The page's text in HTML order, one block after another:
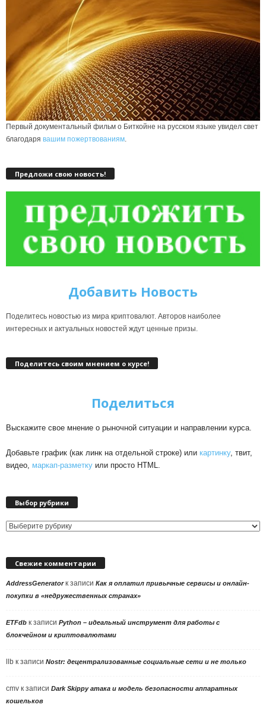
Первый документальный фильм о Биткойне на русском языке увидел свет
благодаря вашим пожертвованиям.
Предложи свою новость!
Добавить Новость
Поделитесь новостью из мира криптовалют. Авторов наиболее
интересных и актуальных новостей ждут ценные призы.
Поделитесь своим мнением о курсе!
Поделиться
Выскажите свое мнение о рыночной ситуации и направлении курса.
Добавьте график (как линк на отдельной строке) или картинку, твит,
видео, маркап-разметку или просто HTML.
Выбор рубрики
Выбор
Свежие комментарии
AddressGeneratorк записи Как я оплатил привычные сервисы и онлайн-
покупки в «недружественных странах»
ETFdb к записи Python – идеальный инструмент для работы с
блокчейном и криптовалютами
llb к записи Nostr: децентрализованные социальные сети и не только
cmv к записи Dark Skippy атака и модель безопасности аппаратных
кошельков